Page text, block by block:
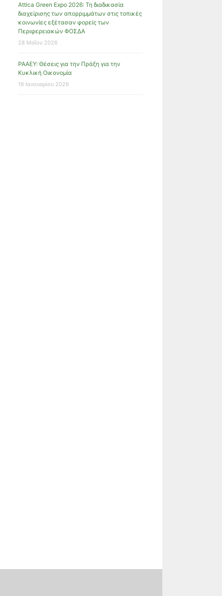
Attica Green Expo 2026: Τη διαδικασία
διαχείρισης των απορριμμάτων στις τοπικές
κοινωνίες εξέτασαν φορείς των
Περιφερειακών ΦΟΣΔΑ
28 Μαΐου 2026
ΡΑΑΕΥ: Θέσεις για την Πράξη για την
Κυκλική Οικονομία
19 Ιανουαρίου 2026